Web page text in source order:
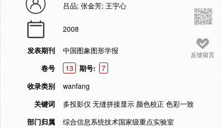
反馈留言
吕品; 张金芳; 王宇心
2008
发表期刊
中国图象图形学报
卷号
13 期号:
7
收录类别
wanfang
关键词
多投影仪 无缝拼接显示 颜色校正 色彩一致
部门归属
综合信息系统技术国家级重点实验室